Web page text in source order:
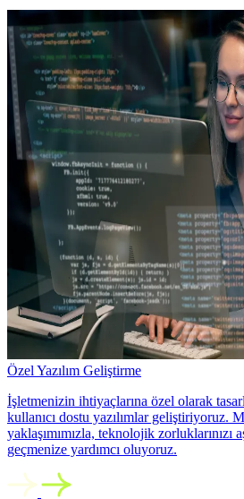
Özel Yazılım Geliştirme
İşletmenizin ihtiyaçlarına özel olarak
kullanıcı dostu yazılımlar geliştiriyoruz.
yaklaşımımızla, teknolojik zorluklarınızı
geçmenize yardımcı oluyoruz.